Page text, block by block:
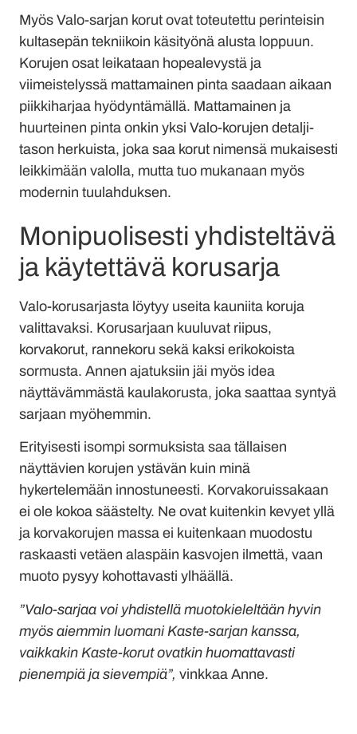
Myös Valo-sarjan korut ovat toteutettu perinteisin
kultasepän tekniikoin käsityönä alusta loppuun.
Korujen osat leikataan hopealevystä ja
viimeistelyssä mattamainen pinta saadaan aikaan
piikkiharjaa hyödyntämällä. Mattamainen ja
huurteinen pinta onkin yksi Valo-korujen detalji-
tason herkuista, joka saa korut nimensä mukaisesti
leikkimään valolla, mutta tuo mukanaan myös
modernin tuulahduksen.
Monipuolisesti yhdisteltävä
ja käytettävä korusarja
Valo-korusarjasta löytyy useita kauniita koruja
valittavaksi. Korusarjaan kuuluvat riipus,
korvakorut, rannekoru sekä kaksi erikokoista
sormusta. Annen ajatuksiin jäi myös idea
näyttävämmästä kaulakorusta, joka saattaa syntyä
sarjaan myöhemmin.
Erityisesti isompi sormuksista saa tällaisen
näyttävien korujen ystävän kuin minä
hykertelemään innostuneesti. Korvakoruissakaan
ei ole kokoa säästelty. Ne ovat kuitenkin kevyet yllä
ja korvakorujen massa ei kuitenkaan muodostu
raskaasti vetäen alaspäin kasvojen ilmettä, vaan
muoto pysyy kohottavasti ylhäällä.
”Valo-sarjaa voi yhdistellä muotokieleltään hyvin
myös aiemmin luomani Kaste-sarjan kanssa,
vaikkakin Kaste-korut ovatkin huomattavasti
pienempiä ja sievempiä”, vinkkaa Anne.